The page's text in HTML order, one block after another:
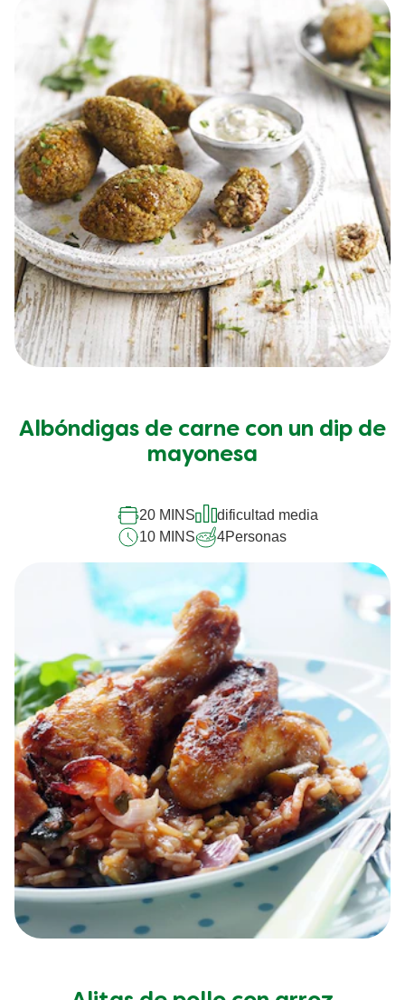
Albóndigas de carne con un dip de
mayonesa
20 MINS
dificultad media
10 MINS
4Personas